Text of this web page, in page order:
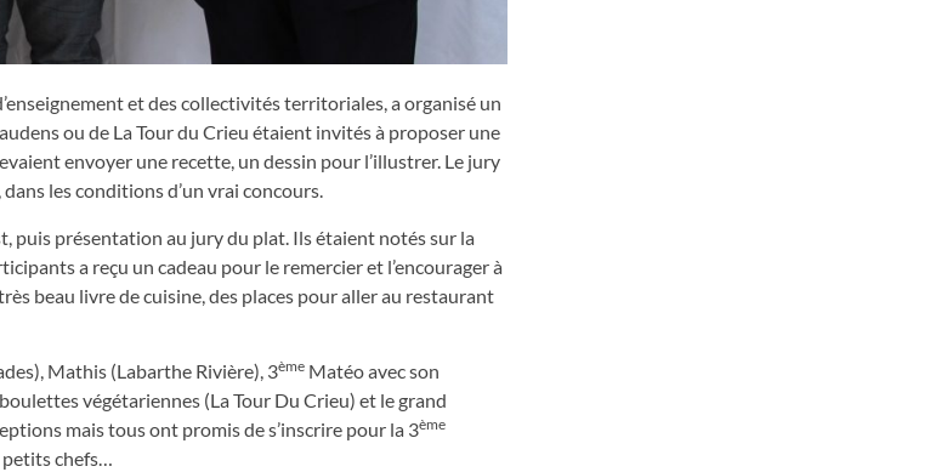
et des collectivités territoriales, a organisé un
ou de La Tour du Crieu étaient invités à proposer une
envoyer une recette, un dessin pour l’illustrer. Le jury
les conditions d’un vrai concours.
puis présentation au jury du plat. Ils étaient notés sur la
a reçu un cadeau pour le remercier et l’encourager à
beau livre de cuisine, des places pour aller au restaurant
Mathis (Labarthe Rivière), 3ème Matéo avec son
végétariennes (La Tour Du Crieu) et le grand
mais tous ont promis de s’inscrire pour la 3ème
petits chefs…